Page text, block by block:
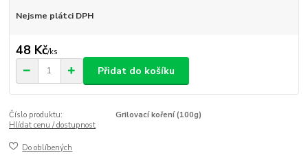
Nejsme plátci DPH
48 Kč/ks
Přidat do košíku
Číslo produktu:
Grilovací koření (100g)
Hlídat cenu / dostupnost
Do oblíbených